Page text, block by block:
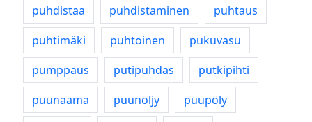
puhdistaa
puhdistaminen
puhtaus
puhtimäki
puhtoinen
pukuvasu
pumppaus
putipuhdas
putkipihti
puunaama
puunöljy
puupöly